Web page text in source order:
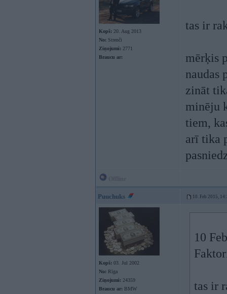
Kopš: 20. Aug 2013
No: Strenči
Ziņojumi: 2771
Braucu ar:
tas ir
mērķis
naudas
zināt
minēju
tiem,
arī tika
Puuchuks 10. Feb 2015,
Kopš: 03. Jul 2002
No: Rīga
Ziņojumi: 24359
Braucu ar: BMW
10
tas ir